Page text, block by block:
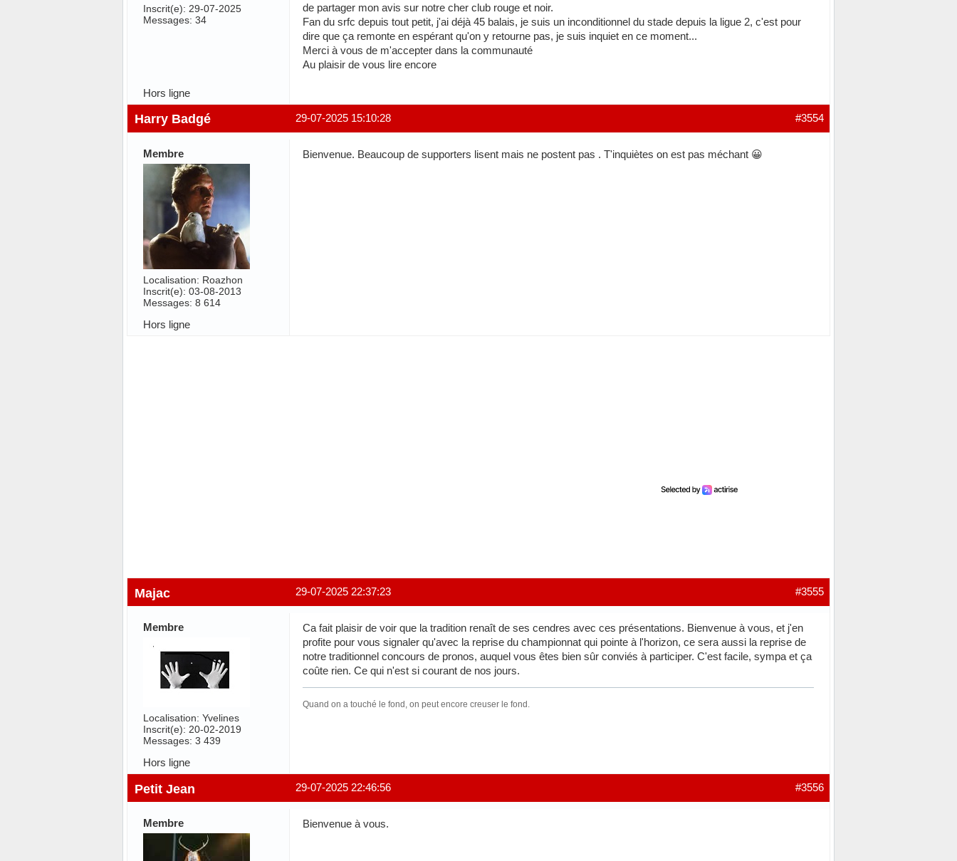
Inscrit(e): 29-07-2025
Messages: 34
de partager mon avis sur notre cher club rouge et noir.
Fan du srfc depuis tout petit, j'ai déjà 45 balais, je suis un inconditionnel du stade depuis la ligue 2, c'est pour
dire que ça remonte en espérant qu'on y retourne pas, je suis inquiet en ce moment...
Merci à vous de m'accepter dans la communauté
Au plaisir de vous lire encore
Hors ligne
#3554
29-07-2025 15:10:28
Harry Badgé
Membre
Localisation: Roazhon
Inscrit(e): 03-08-2013
Messages: 8 614
Bienvenue. Beaucoup de supporters lisent mais ne postent pas . T'inquiètes on est pas méchant 😀
Hors ligne
#3555
29-07-2025 22:37:23
Majac
Membre
Localisation: Yvelines
Inscrit(e): 20-02-2019
Messages: 3 439
Ca fait plaisir de voir que la tradition renaît de ses cendres avec ces présentations. Bienvenue à vous, et j'en
profite pour vous signaler qu'avec la reprise du championnat qui pointe à l'horizon, ce sera aussi la reprise de
notre traditionnel concours de pronos, auquel vous êtes bien sûr conviés à participer. C'est facile, sympa et ça
coûte rien. Ce qui n'est si courant de nos jours.
Quand on a touché le fond, on peut encore creuser le fond.
Hors ligne
#3556
29-07-2025 22:46:56
Petit Jean
Membre Bienvenue à vous.